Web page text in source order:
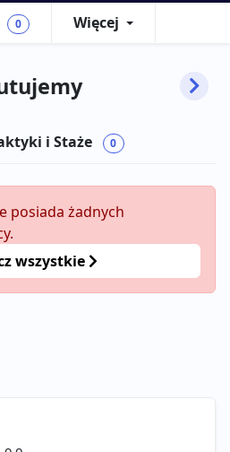
0 Więcej
i Staże 0
posiada żadnych
wszystkie